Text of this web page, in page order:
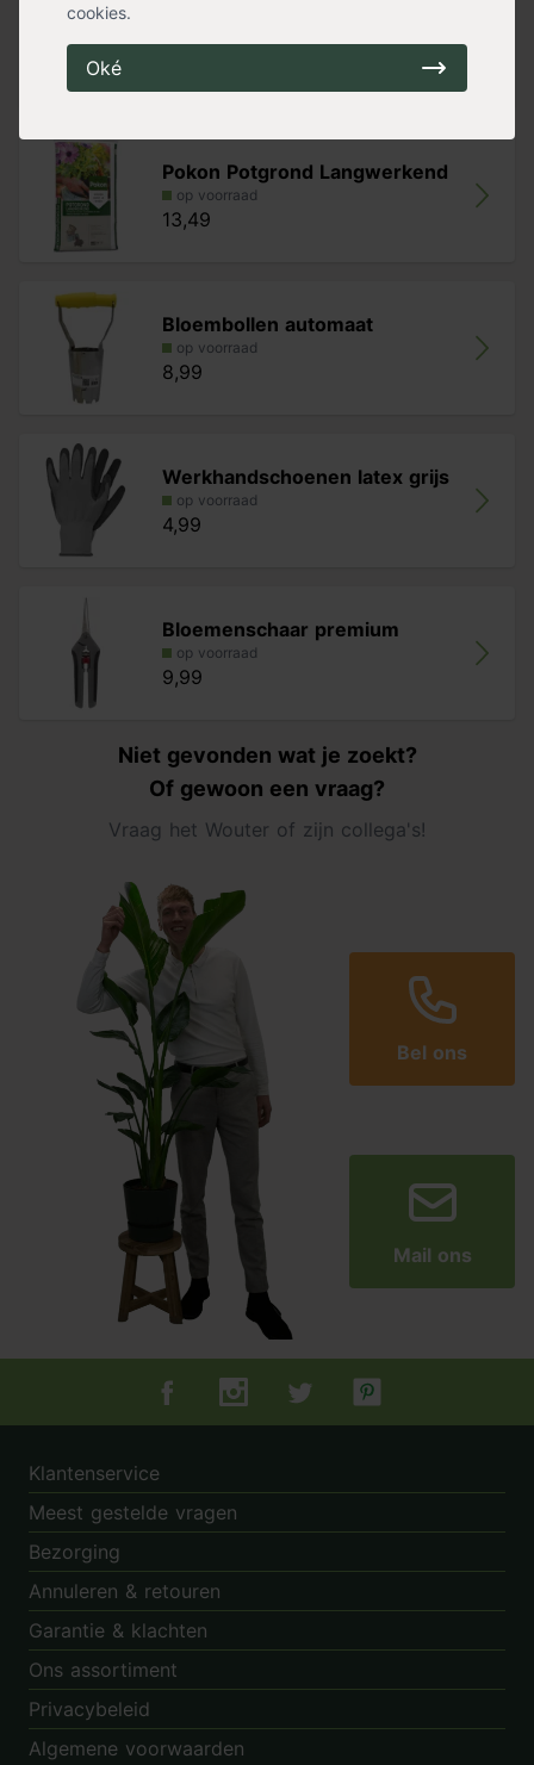
cookies.
Oké
op voorraad
Pokon Potgrond Langwerkend
op voorraad
13,49
Bloembollen automaat
op voorraad
8,99
Werkhandschoenen latex grijs
op voorraad
4,99
Bloemenschaar premium
op voorraad
9,99
Niet gevonden wat je zoekt?
Of gewoon een vraag?
Vraag het Wouter of zijn collega's!
Bel ons
Mail ons
Tuincentrum.nl op Facebook
Tuincentrum.nl op Instagram
Tuincentrum.nl op Twitter
Tuincentrum.nl op
Klantenservice
Meest gestelde vragen
Bezorging
Annuleren & retouren
Garantie & klachten
Ons assortiment
Privacybeleid
Algemene voorwaarden